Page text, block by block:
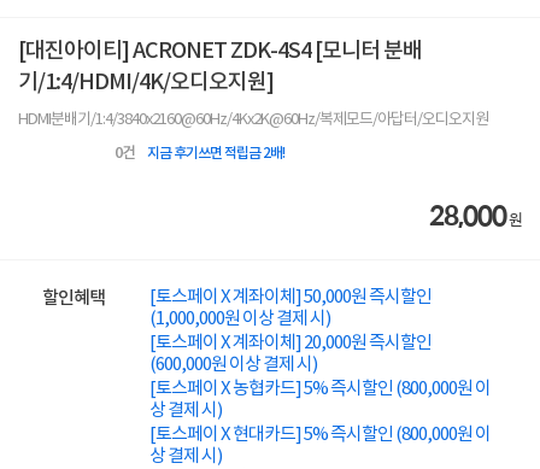
[대진아이티] ACRONET ZDK-4S4 [모니터 분배
기/1:4/HDMI/4K/오디오지원]
HDMI분배기/1:4/3840x2160@60Hz/4Kx2K@60Hz/복제모드/아답터/오디오지원
0건 지금 후기쓰면 적립금 2배!
28,000원
할인혜택
[토스페이 X 계좌이체] 50,000원 즉시할인
(1,000,000원 이상 결제 시)
[토스페이 X 계좌이체] 20,000원 즉시할인
(600,000원 이상 결제 시)
[토스페이 X 농협카드] 5% 즉시할인 (800,000원 이
상 결제 시)
[토스페이 X 현대카드] 5% 즉시할인 (800,000원 이
상 결제 시)